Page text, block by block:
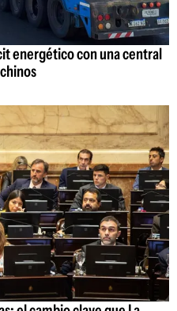
energético con una central